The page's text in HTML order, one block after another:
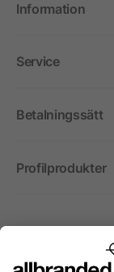
Information
Service
Betalningssätt
Profilprodukter